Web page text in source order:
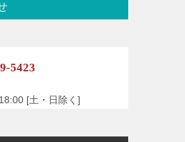
5423
[土・日除く]